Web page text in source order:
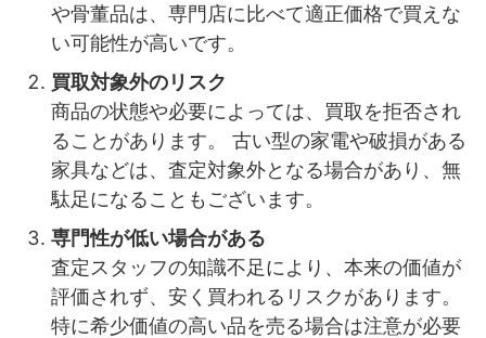
や骨董品は、専門店に比べて適正価格で買えな
い可能性が高いです。
買取対象外のリスク
商品の状態や必要によっては、買取を拒否され
ることがあります。 古い型の家電や破損がある
家具などは、査定対象外となる場合があり、無
駄足になることもございます。
専門性が低い場合がある
査定スタッフの知識不足により、本来の価値が
評価されず、安く買われるリスクがあります。
特に希少価値の高い品を売る場合は注意が必要